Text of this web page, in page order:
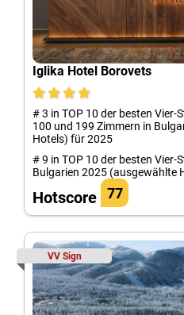
Iglika Hotel Borovets
# 3 in TOP 10 der besten Vier-
100 und 199 Zimmern in
Hotels) für 2025
# 9 in TOP 10 der besten Vier-
Bulgarien 2025 (ausgewählte
Hotscore 77
VV Sign